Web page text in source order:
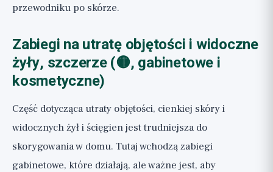
przewodniku po skórze.
Zabiegi na utratę objętości i widoczne
żyły, szczerze (🟡, gabinetowe i
kosmetyczne)
Część dotycząca utraty objętości, cienkiej skóry i
widocznych żył i ścięgien jest trudniejsza do
skorygowania w domu. Tutaj wchodzą zabiegi
gabinetowe, które działają, ale ważne jest, aby